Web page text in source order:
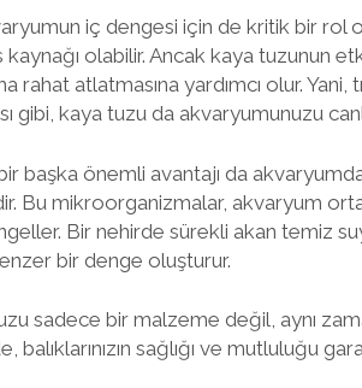
iç dengesi için de kritik bir rol
kaynağı olabilir. Ancak kaya tuzunun
rahat atlatmasına yardımcı olur.
gibi, kaya tuzu da akvaryumunuzu
başka önemli avantajı da
Bu mikroorganizmalar, akvaryum
Bir nehirde sürekli akan temiz
bir denge oluşturur.
sadece bir malzeme değil, aynı
balıklarınızın sağlığı ve mutluluğu